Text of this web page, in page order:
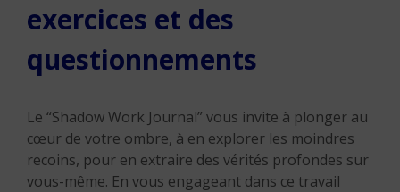
exercices et des
questionnements
Le “Shadow Work Journal” vous invite à plonger au
cœur de votre ombre, à en explorer les moindres
recoins, pour en extraire des vérités profondes sur
vous-même. En vous engageant dans ce travail